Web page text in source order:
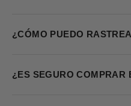
¿CÓMO PUEDO
¿ES SEGURO COMPRAR